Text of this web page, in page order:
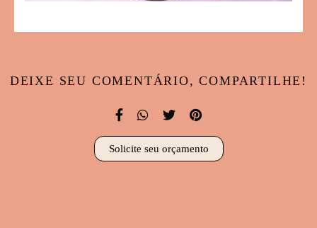
DEIXE SEU COMENTÁRIO, COMPARTILHE!
Solicite seu orçamento